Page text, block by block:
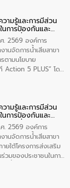
ท โดยมีนายแสงชัย
รีตำบลวัดสิงห์ คณะผู้
ดสิงห์ ผู้นำชุมชน และ
บาลตำบลวัดสิงก์ที่มี
งก่อสร้างศูนย์บริหาร
บาลตำบลวัดสิงห์
ต้อนรับ
วามรู้และการมีส่วน
นการป้องกันและ
อย่างยั่งยืน
. 2569 องค์การ
านจัดการน้ำเสียสาขา
ตามนโยบาย
Action 5 PLUS” โดย
วามรู้และการมีส่วน
งยืน” ได้บรรยายให้
ารน้ำเสียและการใช้
ยนโรงเรียนวัดบ่อ
ครปากเกร็ด อำเภอ
ทบุรี จำนวน 30 คน
วามรู้และการมีส่วน
นการป้องกันและ
อย่างยั่งยืน
. 2569 องค์การ
านจัดการน้ำเสียสาขา
ยใต้โครงการส่งเสริม
วมของประชาชนในการ
น้ำเสียอย่างยั่งยืน